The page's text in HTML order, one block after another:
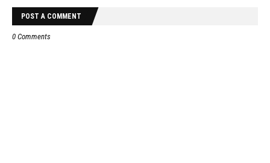
POST A COMMENT
0 Comments